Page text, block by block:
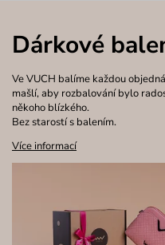
Dárkové
Ve VUCH balíme každou
mašlí, aby rozbalování bylo
někoho blízkého.
Bez starostí s balením.
Více informací